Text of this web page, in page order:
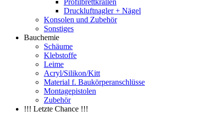
Profilbrettkrallen
Druckluftnagler + Nägel
Konsolen und Zubehör
Sonstiges
Bauchemie
Schäume
Klebstoffe
Leime
Acryl/Silikon/Kitt
Material f. Baukörperanschlüsse
Montagepistolen
Zubehör
!!! Letzte Chance !!!